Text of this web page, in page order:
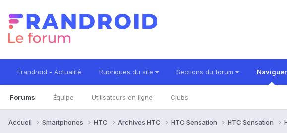
Frandroid - Actualité Rubriques du site Sections du forum Naviguer
Forums Équipe Utilisateurs en ligne Clubs
Accueil Smartphones HTC Archives HTC HTC Sensation HTC Sensation